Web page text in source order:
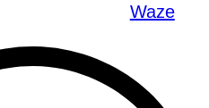
Waze